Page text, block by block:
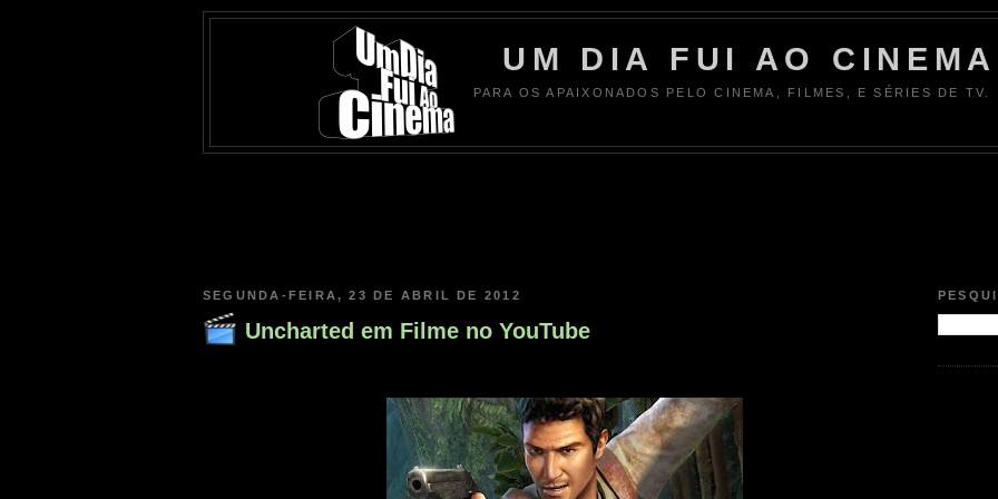
UM DIA FUI AO CINEMA
PARA OS APAIXONADOS PELO CINEMA, FILMES, E SÉRIES DE TV.
SEGUNDA-FEIRA, 23 DE ABRIL DE 2012
Uncharted em Filme no YouTube